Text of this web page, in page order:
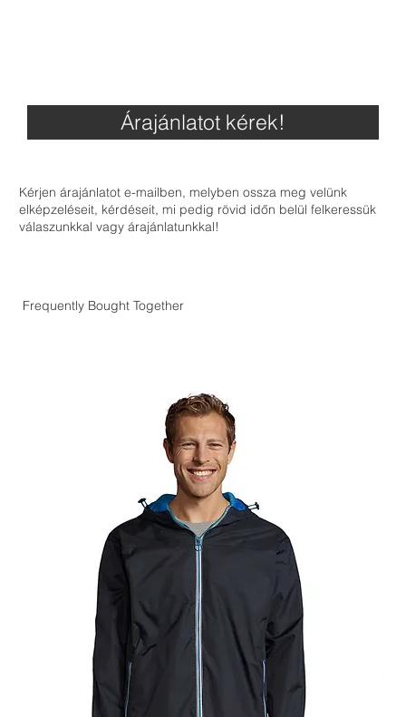
Árajánlatot kérek!
Kérjen árajánlatot e-mailben, melyben ossza meg velünk
elképzeléseit, kérdéseit, mi pedig rövid időn belül felkeressük
válaszunkkal vagy árajánlatunkkal!
Frequently Bought Together